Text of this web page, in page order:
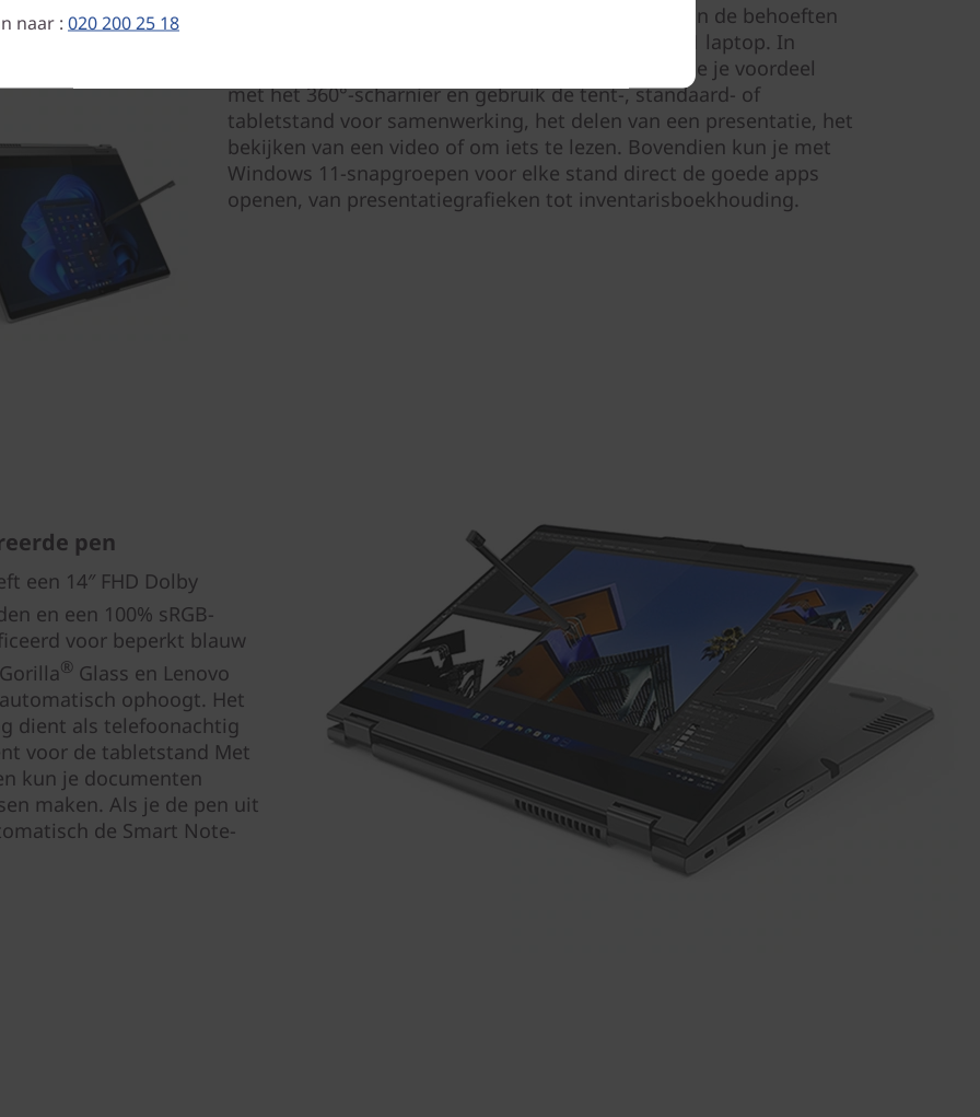
Het MKB doet het goed omdat het zich aanpast aan de behoeften
van de klant. En er is niets zo flexibel als een 2-in-1 laptop. In
laptopstand kun je makkelijk typen en creëren. Doe je voordeel
met het 360°-scharnier en gebruik de tent-, standaard- of
tabletstand voor samenwerking, het delen van een presentatie, het
bekijken van een video of om iets te lezen. Bovendien kun je met
Windows 11-snapgroepen voor elke stand direct de goede apps
openen, van presentatiegrafieken tot inventarisboekhouding.
pen
een 14″ FHD Dolby
en een 100% sRGB-
voor beperkt blauw
Gorilla® Glass en Lenovo
ophoogt. Het
dient als telefoonachtig
voor de tabletstand Met
kun je documenten
maken. Als je de pen uit
de Smart Note-
naar : 020 200 25 18